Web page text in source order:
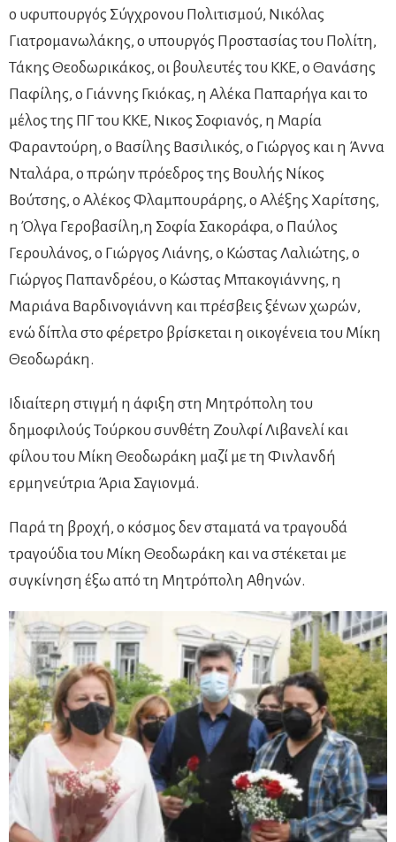
ο υφυπουργός Σύγχρονου Πολιτισμού, Νικόλας
Γιατρομανωλάκης, ο υπουργός Προστασίας του Πολίτη,
Τάκης Θεοδωρικάκος, οι βουλευτές του ΚΚΕ, ο Θανάσης
Παφίλης, ο Γιάννης Γκιόκας, η Αλέκα Παπαρήγα και το
μέλος της ΠΓ του ΚΚΕ, Νικος Σοφιανός, η Μαρία
Φαραντούρη, ο Βασίλης Βασιλικός, ο Γιώργος και η Άννα
Νταλάρα, ο πρώην πρόεδρος της Βουλής Νίκος
Βούτσης, ο Αλέκος Φλαμπουράρης, ο Αλέξης Χαρίτσης,
η Όλγα Γεροβασίλη,η Σοφία Σακοράφα, ο Παύλος
Γερουλάνος, ο Γιώργος Λιάνης, ο Κώστας Λαλιώτης, ο
Γιώργος Παπανδρέου, ο Κώστας Μπακογιάννης, η
Μαριάνα Βαρδινογιάννη και πρέσβεις ξένων χωρών,
ενώ δίπλα στο φέρετρο βρίσκεται η οικογένεια του Μίκη
Θεοδωράκη.
Ιδιαίτερη στιγμή η άφιξη στη Μητρόπολη του
δημοφιλούς Τούρκου συνθέτη Ζουλφί Λιβανελί και
φίλου του Μίκη Θεοδωράκη μαζί με τη Φινλανδή
ερμηνεύτρια Άρια Σαγιονμά.
Παρά τη βροχή, ο κόσμος δεν σταματά να τραγουδά
τραγούδια του Μίκη Θεοδωράκη και να στέκεται με
συγκίνηση έξω από τη Μητρόπολη Αθηνών.